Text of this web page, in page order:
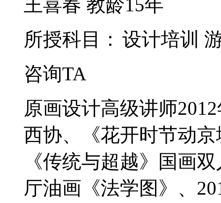
王喜春 教龄15年
所授科目： 设计培训
咨询TA
原画设计高级讲师
西协、《花开时节动
《传统与超越》国画
厅油画《法学图》、